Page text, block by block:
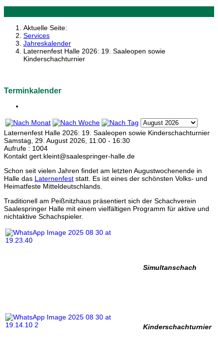
Aktuelle Seite:
Services
Jahreskalender
Laternenfest Halle 2026: 19. Saaleopen sowie
Kinderschachturnier
Terminkalender
Laternenfest Halle 2026: 19. Saaleopen sowie Kinderschachturnier
Samstag, 29. August 2026, 11:00 - 16:30
Aufrufe : 1004
Kontakt gert.kleint@saalespringer-halle.de
Schon seit vielen Jahren findet am letzten Augustwochenende in
Halle das Laternenfest statt. Es ist eines der schönsten Volks- und
Heimatfeste Mitteldeutschlands.
Traditionell am Peißnitzhaus präsentiert sich der Schachverein
Saalespringer Halle mit einem vielfältigen Programm für aktive und
nichtaktive Schachspieler.
Simultanschach
Kinderschachturnier